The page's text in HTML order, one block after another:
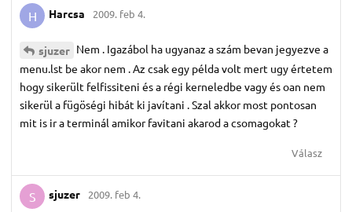
H Harcsa 2009. feb 4.
sjuzer Nem . Igazábol ha ugyanaz a szám bevan jegyezve a
menu.lst be akor nem . Az csak egy példa volt mert ugy értetem
hogy sikerült felfissiteni és a régi kerneledbe vagy és oan nem
sikerül a fügöségi hibát ki javítani . Szal akkor most pontosan
mit is ir a terminál amikor favitani akarod a csomagokat ?
Válasz
S sjuzer 2009. feb 4.